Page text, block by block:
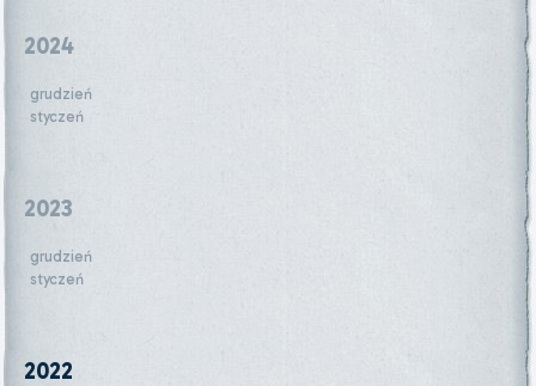
2024
grudzień
styczeń
2023
grudzień
styczeń
2022